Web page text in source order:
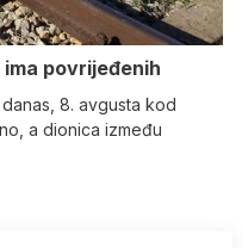
povrijeđenih
8. avgusta kod
a dionica između